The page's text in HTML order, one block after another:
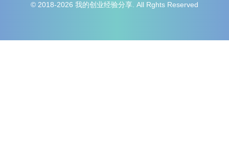
© 2018-2026 我的创业经验分享. All Rghts Reserved